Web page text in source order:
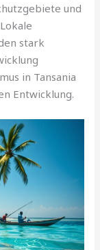
und
stark
in Tansania
Entwicklung.